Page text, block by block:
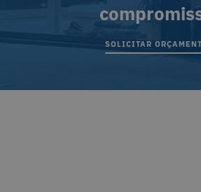
SOLICITAR